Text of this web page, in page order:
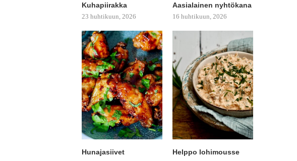
Kuhapiirakka
23 huhtikuun, 2026
Aasialainen nyhtökana
16 huhtikuun, 2026
Hunajasiivet Helppo lohimousse